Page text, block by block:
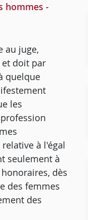
hommes -
au juge,
doit par
quelque
les
à l'égal
seulement à
dès
des femmes
des